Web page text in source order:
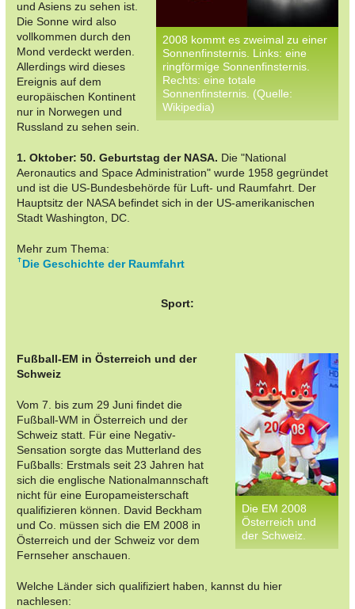
2008 kommt es zweimal zu einer
Sonnenfinsternis. Links: eine
ringförmige Sonnenfinsternis.
Rechts: eine totale
Sonnenfinsternis. (Quelle:
Wikipedia)
und Asiens zu sehen ist.
Die Sonne wird also
vollkommen durch den
Mond verdeckt werden.
Allerdings wird dieses
Ereignis auf dem
europäischen Kontinent
nur in Norwegen und
Russland zu sehen sein.
1. Oktober: 50. Geburtstag der NASA. Die "National
Aeronautics and Space Administration" wurde 1958 gegründet
und ist die US-Bundesbehörde für Luft- und Raumfahrt. Der
Hauptsitz der NASA befindet sich in der US-amerikanischen
Stadt Washington, DC.
Mehr zum Thema:
Die Geschichte der Raumfahrt
Sport:
Die EM 2008
Österreich und
der Schweiz.
Fußball-EM in Österreich und der
Schweiz
Vom 7. bis zum 29 Juni findet die
Fußball-WM in Österreich und der
Schweiz statt. Für eine Negativ-
Sensation sorgte das Mutterland des
Fußballs: Erstmals seit 23 Jahren hat
sich die englische Nationalmannschaft
nicht für eine Europameisterschaft
qualifizieren können. David Beckham
und Co. müssen sich die EM 2008 in
Österreich und der Schweiz vor dem
Fernseher anschauen.
Welche Länder sich qualifiziert haben, kannst du hier
nachlesen: